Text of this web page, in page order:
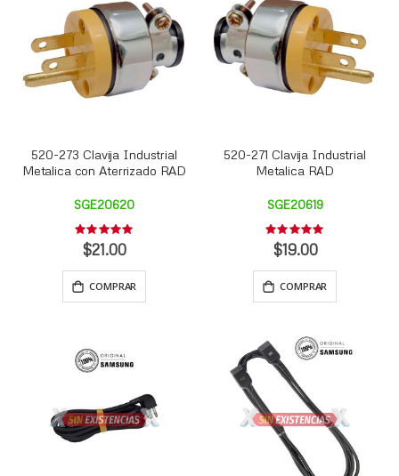
520-273 Clavija Industrial
Metalica con Aterrizado RAD
SGE20620
Rating:
0%
$21.00
COMPRAR
520-271 Clavija Industrial
Metalica RAD
SGE20619
Rating:
0%
$19.00
COMPRAR